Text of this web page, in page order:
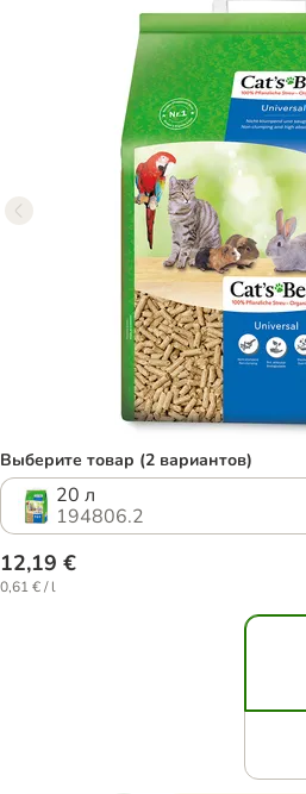
Выберите товар (2 вариантов)
20 л
194806.2
12,19 €
0,61 € / l